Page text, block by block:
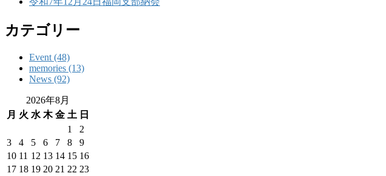
カテゴリー
Event (48)
memories (13)
News (92)
2026年8月
月 火 水 木 金 土 日
1
2
3
4 5 6 7 8
9
10 11 12 13 14 15 16
17 18 19 20 21 22 23